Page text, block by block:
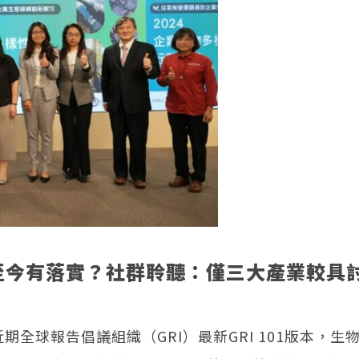
有落實？社群聆聽：僅三大產業較具
全球報告倡議組織（GRI）最新GRI 101版本，生